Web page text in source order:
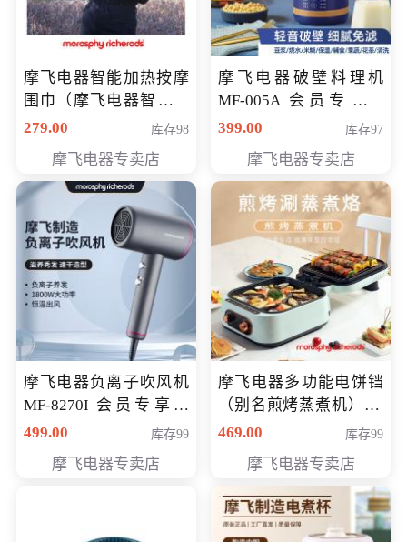
摩飞电器智能加热按摩
围巾（摩飞电器智能加
热按摩围脖） 会员专享
279.00 库存98
摩飞电器专卖店
摩飞电器破壁料理机
MF-005A 会员专享价
198元
399.00 库存97
摩飞电器专卖店
摩飞电器负离子吹风机
MF-8270I 会员专享价
369元
499.00 库存99
摩飞电器专卖店
摩飞电器多功能电饼铛
（别名煎烤蒸煮机） 型
号MF-8888B 会员专享
469.00 库存99
摩飞电器专卖店